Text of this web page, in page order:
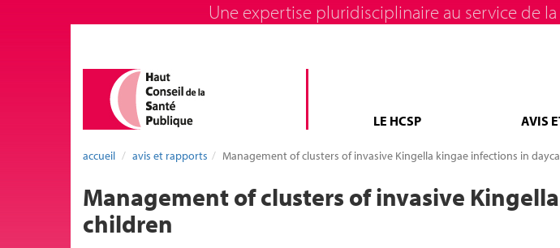
Une expertise pluridisciplinaire au service de
LE HCSP AVIS
accueil avis et rapports Management of clusters of invasive Kingella kingae infections in
Management of clusters of invasive
children